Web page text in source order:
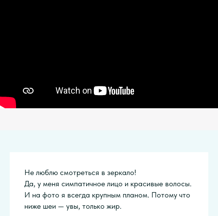
Не люблю смотреться в зеркало!
Да, у меня симпатичное лицо и красивые волосы.
И на фото я всегда крупным планом. Потому что
ниже шеи — увы, только жир.